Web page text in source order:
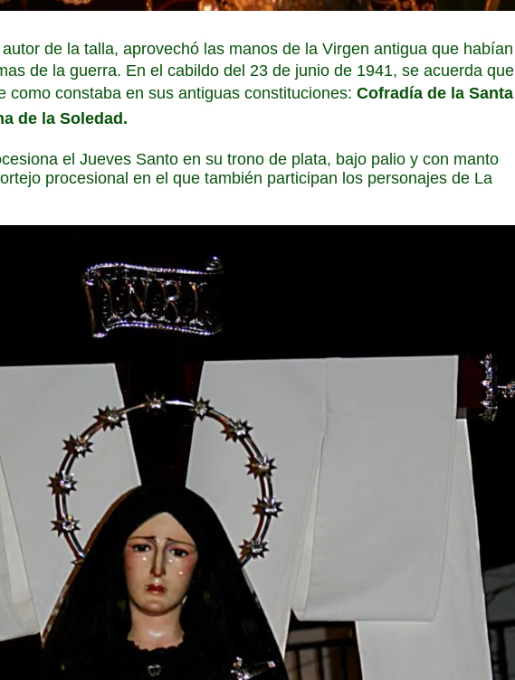
autor de la talla, aprovechó las manos de la Virgen antigua que habían
de la guerra. En el cabildo del 23 de junio de 1941, se acuerda que
como constaba en sus antiguas constituciones: Cofradía de la Santa
de la Soledad.
el Jueves Santo en su trono de plata, bajo palio y con manto
procesional en el que también participan los personajes de La